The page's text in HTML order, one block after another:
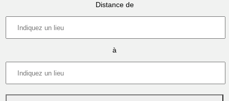
Distance de
à